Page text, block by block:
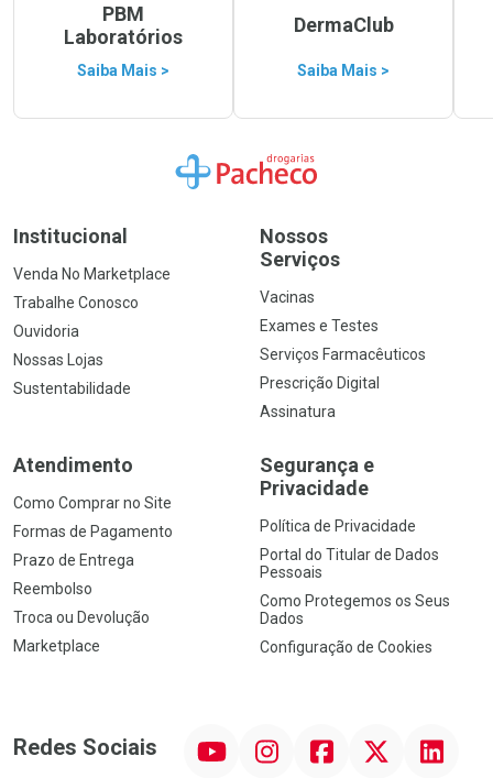
PBM
Laboratórios
Saiba Mais >
DermaClub
Saiba Mais >
Ir para a Home
Institucional
Venda No Marketplace
Trabalhe Conosco
Ouvidoria
Nossas Lojas
Sustentabilidade
Nossos
Serviços
Vacinas
Exames e Testes
Serviços Farmacêuticos
Prescrição Digital
Assinatura
Atendimento
Como Comprar no Site
Formas de Pagamento
Prazo de Entrega
Reembolso
Troca ou Devolução
Marketplace
Segurança e
Privacidade
Política de Privacidade
Portal do Titular de Dados
Pessoais
Como Protegemos os Seus
Dados
Configuração de Cookies
Redes Sociais InstagramFacebookTwitter Linkedin